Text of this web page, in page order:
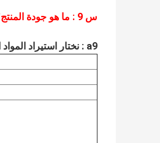
س 9 : ما هو جودة
a9
: نختار استيراد